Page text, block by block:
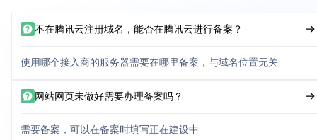
不在腾讯云注册域名，能否在腾讯云进行备案？
使用哪个接入商的服务器需要在哪里备案，与域名位置无关
网站网页未做好需要办理备案吗？
需要备案，可以在备案时填写正在建设中